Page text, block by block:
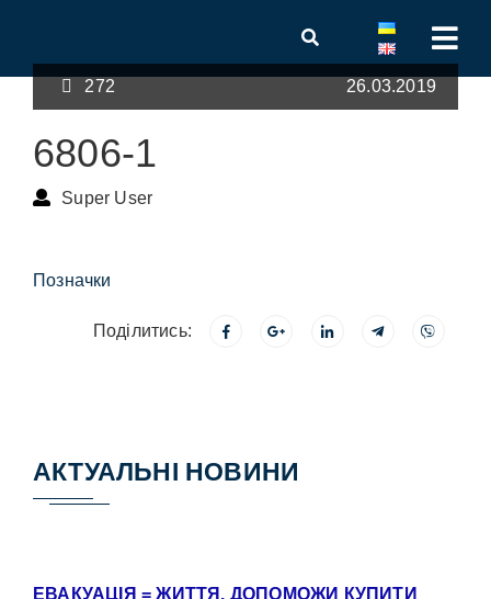
272 26.03.2019
6806-1
Super User
Позначки
Поділитись:
АКТУАЛЬНІ НОВИНИ
ЕВАКУАЦІЯ = ЖИТТЯ. ДОПОМОЖИ КУПИТИ